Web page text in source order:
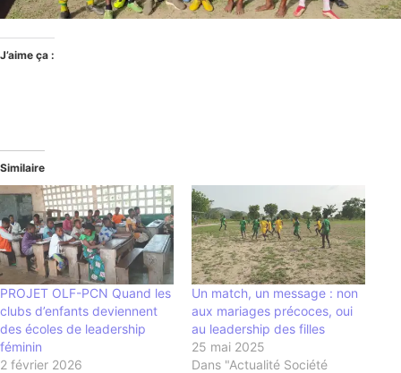
J’aime ça :
Similaire
PROJET OLF-PCN Quand les
clubs d’enfants deviennent
des écoles de leadership
féminin
2 février 2026
Un match, un message : non
aux mariages précoces, oui
au leadership des filles
25 mai 2025
Dans "Actualité Société